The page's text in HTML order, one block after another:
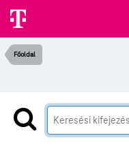
Főoldal